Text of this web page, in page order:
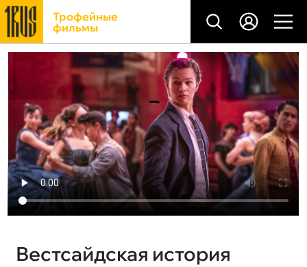
Трофейные
фильмы
Вестсайдская история